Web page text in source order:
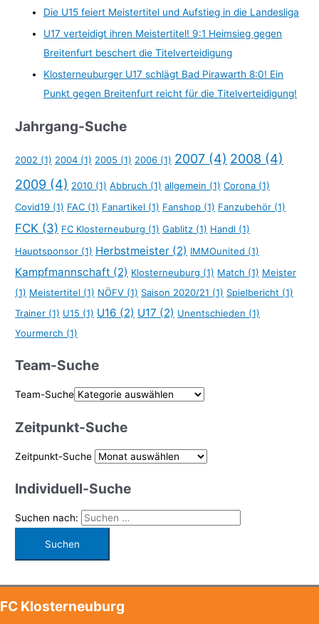
Die U15 feiert Meistertitel und Aufstieg in die Landesliga
U17 verteidigt ihren Meistertitel! 9:1 Heimsieg gegen
Breitenfurt beschert die Titelverteidigung
Klosterneuburger U17 schlägt Bad Pirawarth 8:0! Ein
Punkt gegen Breitenfurt reicht für die Titelverteidigung!
Jahrgang-Suche
2002 (1) 2004 (1) 2005 (1) 2006 (1) 2007 (4) 2008 (4)
2009 (4) 2010 (1) Abbruch (1) allgemein (1) Corona (1)
Covid19 (1) FAC (1) Fanartikel (1) Fanshop (1) Fanzubehör (1)
FCK (3) FC Klosterneuburg (1) Gablitz (1) Handl (1)
Hauptsponsor (1) Herbstmeister (2) IMMOunited (1)
Kampfmannschaft (2) Klosterneuburg (1) Match (1) Meister
(1) Meistertitel (1) NÖFV (1) Saison 2020/21 (1) Spielbericht (1)
Trainer (1) U15 (1) U16 (2) U17 (2) Unentschieden (1)
Yourmerch (1)
Team-Suche
Team-Suche
Zeitpunkt-Suche
Zeitpunkt-Suche
Individuell-Suche
Suchen nach:
FC Klosterneuburg